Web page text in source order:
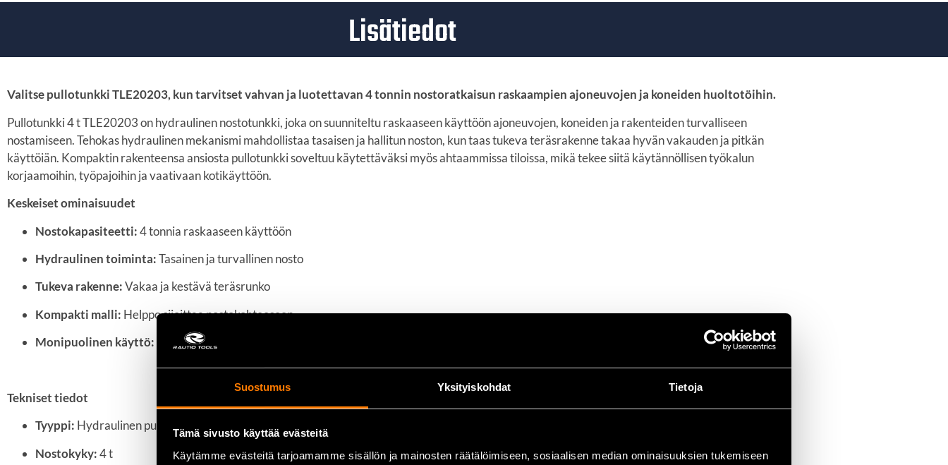
Suostumus Yksityiskohdat Tietoja
Tämä sivusto käyttää evästeitä
Käytämme evästeitä tarjoamamme sisällön ja mainosten räätälöimiseen, sosiaalisen median ominaisuuksien tukemiseen
Lisätiedot
Valitse pullotunkki TLE20203, kun tarvitset vahvan ja luotettavan 4 tonnin nostoratkaisun raskaampien ajoneuvojen ja koneiden huoltotöihin.
Pullotunkki 4 t TLE20203 on hydraulinen nostotunkki, joka on suunniteltu raskaaseen käyttöön ajoneuvojen, koneiden ja rakenteiden turvalliseen
nostamiseen. Tehokas hydraulinen mekanismi mahdollistaa tasaisen ja hallitun noston, kun taas tukeva teräsrakenne takaa hyvän vakauden ja pitkän
käyttöiän. Kompaktin rakenteensa ansiosta pullotunkki soveltuu käytettäväksi myös ahtaammissa tiloissa, mikä tekee siitä käytännöllisen työkalun
korjaamoihin, työpajoihin ja vaativaan kotikäyttöön.
Keskeiset ominaisuudet
Nostokapasiteetti:4 tonnia raskaaseen käyttöön
Hydraulinen toiminta:Tasainen ja turvallinen nosto
Tukeva rakenne:Vakaa ja kestävä teräsrunko
Kompakti malli: Helppo sijoittaa nostokohteeseen
Monipuolinen käyttö: Soveltuu ajoneuvoille ja koneille
Tekniset tiedot
Tyyppi: Hydraulinen pullotunkki
Nostokyky:4 t